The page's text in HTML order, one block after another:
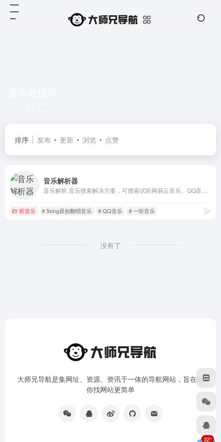
排序 发布 更新 浏览 点赞
音乐解析器
听音乐 # 5sing原创翻唱音乐 # QQ音乐 # 一听音乐
没有了
大师兄导航是集网址、资源、资讯于一体的导航网站，旨在让
你找网站更简单
32°